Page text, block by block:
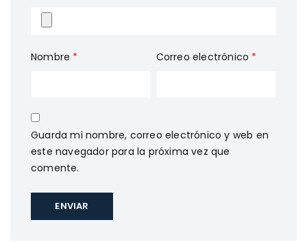
Nombre * Correo electrónico *
Guarda mi nombre, correo electrónico y web en
este navegador para la próxima vez que
comente.